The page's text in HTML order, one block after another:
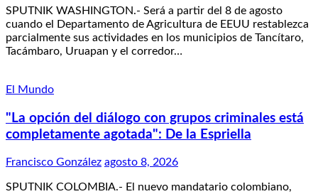
SPUTNIK WASHINGTON.- Será a partir del 8 de agosto
cuando el Departamento de Agricultura de EEUU restablezca
parcialmente sus actividades en los municipios de Tancítaro,
Tacámbaro, Uruapan y el corredor…
El Mundo
"La opción del diálogo con grupos criminales está
completamente agotada": De la Espriella
Francisco González agosto 8, 2026
SPUTNIK COLOMBIA.- El nuevo mandatario colombiano,